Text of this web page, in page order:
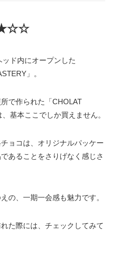
ド内にオープンした
」。
で作られた「CHOLAT
基本ここでしか買えません。
ョコは、オリジナルパッケー
あることをさりげなく感じさ
の、一期一会感も魅力です。
た際には、チェックしてみて